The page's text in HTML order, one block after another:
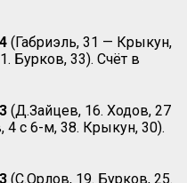
(Габриэль, 31 — Крыкун,
Бурков, 33). Счёт в
(Д.Зайцев, 16. Ходов, 27
с 6-м, 38. Крыкун, 30).
(С.Орлов, 19. Бурков, 25.